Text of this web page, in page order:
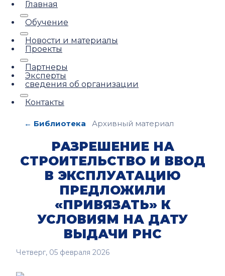
Главная
Обучение
Новости и материалы
Проекты
Партнеры
Эксперты
сведения об организации
Контакты
← Библиотека Архивный материал
РАЗРЕШЕНИЕ НА
СТРОИТЕЛЬСТВО И ВВОД
В ЭКСПЛУАТАЦИЮ
ПРЕДЛОЖИЛИ
«ПРИВЯЗАТЬ» К
УСЛОВИЯМ НА ДАТУ
ВЫДАЧИ РНС
Четверг, 05 февраля 2026